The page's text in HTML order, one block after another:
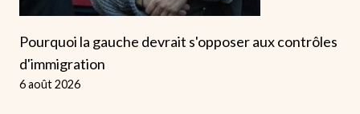
Pourquoi la gauche devrait s'opposer aux contrôles
d'immigration
6 août 2026